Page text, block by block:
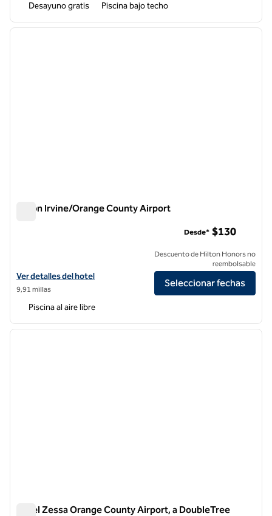
Desayuno gratis Piscina bajo techo
1 de 12
Hilton Irvine/Orange County Airport
Ver detalles del hotel Hilton Irvine/Orange County Airport
Ver detalles del hotel
9,91 millas
Desde* $130
Descuento de Hilton Honors no
reembolsable
Seleccionar fechas
Piscina al aire libre
1 de 12
Hotel Zessa Orange County Airport, a DoubleTree